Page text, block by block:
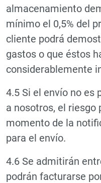
almacenamiento
mínimo el 0,5% del
cliente podrá
gastos o que éstos
considerablemente
4.5 Si el envío no es
a nosotros, el riesgo
momento de la
para el envío.
4.6 Se admitirán
podrán facturarse